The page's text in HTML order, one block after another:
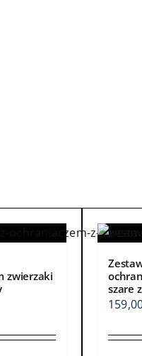
zwierzaki
szare